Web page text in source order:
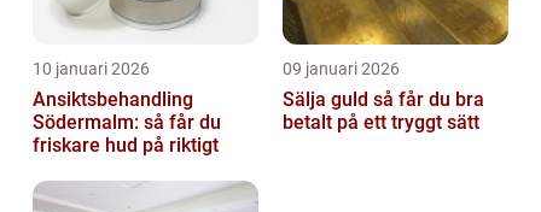
10 januari 2026
Ansiktsbehandling
Södermalm: så får du
friskare hud på riktigt
09 januari 2026
Sälja guld så får du bra
betalt på ett tryggt sätt